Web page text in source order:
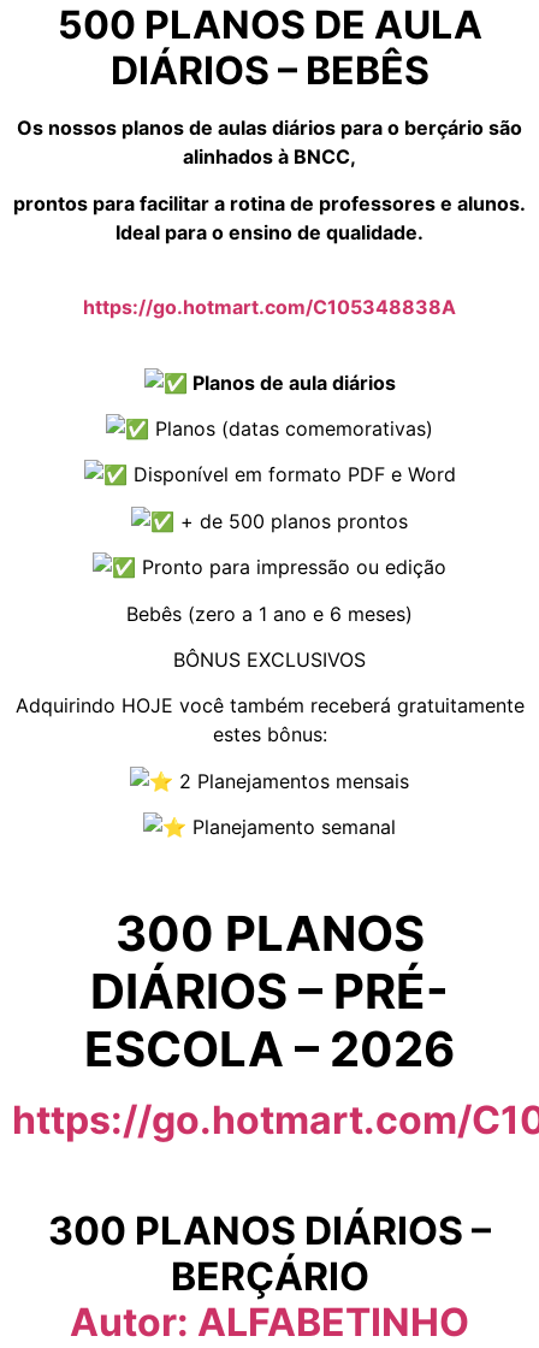
500 PLANOS DE AULA
DIÁRIOS – BEBÊS
Os nossos planos de aulas diários para o berçário são
alinhados à BNCC,
prontos para facilitar a rotina de professores e alunos.
Ideal para o ensino de qualidade.
https://go.hotmart.com/C105348838A
Planos de aula diários
Planos (datas comemorativas)
Disponível em formato PDF e Word
+ de 500 planos prontos
Pronto para impressão ou edição
Bebês (zero a 1 ano e 6 meses)
BÔNUS EXCLUSIVOS
Adquirindo HOJE você também receberá gratuitamente
estes bônus:
2 Planejamentos mensais
Planejamento semanal
300 PLANOS
DIÁRIOS – PRÉ-
ESCOLA – 2026
https://go.hotmart.com/
300 PLANOS DIÁRIOS –
BERÇÁRIO
Autor: ALFABETINHO